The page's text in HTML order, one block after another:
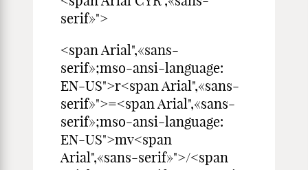
serif»">
<span Arial",«sans-
serif»;mso-ansi-language:
EN-US">r<span Arial",«sans-
serif»">=<span Arial",«sans-
serif»;mso-ansi-language:
EN-US">mv<span
Arial",«sans-serif»">/<span